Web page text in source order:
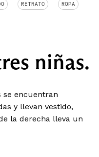
RETRATO ROPA
niñas.
se encuentran
y llevan vestido,
la derecha lleva un